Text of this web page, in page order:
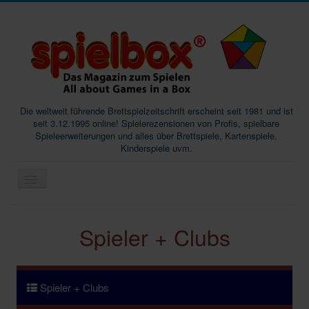
Die weltweit führende Brettspielzeitschrift erscheint seit 1981 und ist
seit 3.12.1995 online! Spielerezensionen von Profis, spielbare
Spieleerweiterungen und alles über Brettspiele, Kartenspiele,
Kinderspiele uvm.
Podcast
Spieler + Clubs
Spieler + Clubs